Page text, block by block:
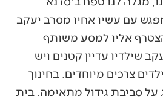
עם עשיו אחיו מסרב יעקב
אליו למסע משותף
שילדיו עדיין קטנים ויש
צרכים מיוחדים. בחינוך
על סביבת גידול מתאימה. בית